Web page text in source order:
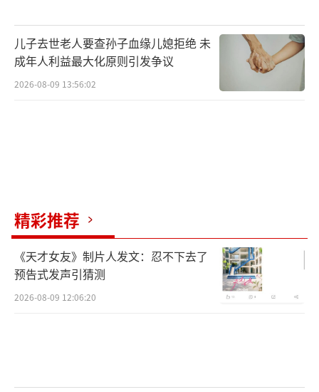
儿子去世老人要查孙子血缘儿媳拒绝 未
成年人利益最大化原则引发争议
2026-08-09 13:56:02
精彩推荐
《天才女友》制片人发文：忍不下去了
预告式发声引猜测
2026-08-09 12:06:20